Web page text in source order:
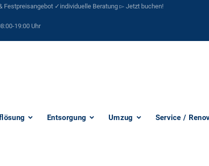
✓individuelle Beratung ▻ Jetzt buchen!
19:00 Uhr
Entsorgung Umzug Service /